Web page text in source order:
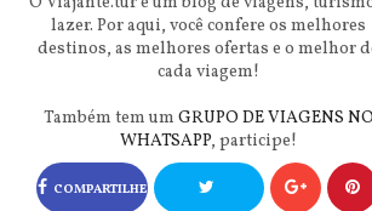
lazer. Por aqui, você confere os melhores
destinos, as melhores ofertas e o melhor
cada viagem!
Também tem um GRUPO DE VIAGENS NO
WHATSAPP, participe!
COMPARTILHE